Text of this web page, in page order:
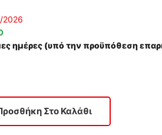
2026
ημέρες (υπό την προϋπόθεση